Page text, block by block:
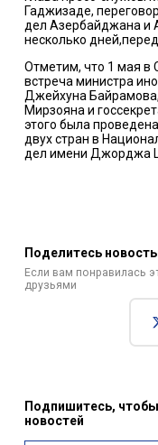
Гаджизаде,
дел Азербайджана и
несколько
Отметим, что 1 мая в
встреча министра
Джейхуна
Мирзояна и
этого была
двух стран в
дел имени Джорджа
Поделитесь
Если вам понравилась
друзьями
Подпишитесь,
новостей